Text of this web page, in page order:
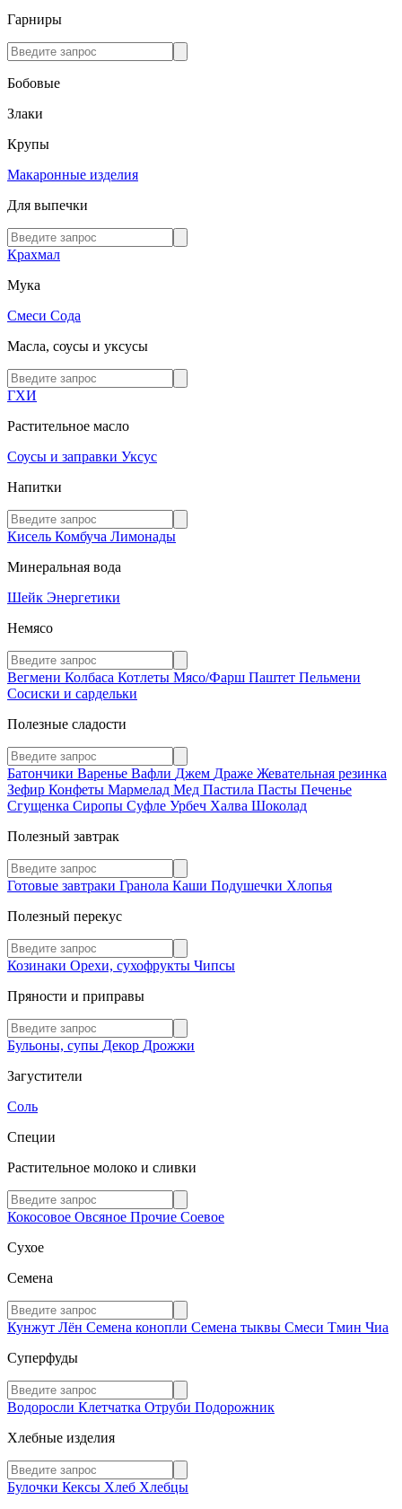
Гарниры
Бобовые
Злаки
Крупы
Макаронные изделия
Для выпечки
Крахмал
Мука
Смеси Сода
Масла, соусы и уксусы
ГХИ
Растительное масло
Соусы и заправки Уксус
Напитки
Кисель Комбуча Лимонады
Минеральная вода
Шейк Энергетики
Немясо
Вегмени Колбаса Котлеты Мясо/Фарш Паштет Пельмени
Сосиски и сардельки
Полезные сладости
Батончики Варенье Вафли Джем Драже Жевательная резинка
Зефир Конфеты Мармелад Мед Пастила Пасты Печенье
Сгущенка Сиропы Суфле Урбеч Халва Шоколад
Полезный завтрак
Готовые завтраки Гранола Каши Подушечки Хлопья
Полезный перекус
Козинаки Орехи, сухофрукты Чипсы
Пряности и приправы
Бульоны, супы Декор Дрожжи
Загустители
Соль
Специи
Растительное молоко и сливки
Кокосовое Овсяное Прочие Соевое
Сухое
Семена
Кунжут Лён Семена конопли Семена тыквы Смеси Тмин Чиа
Суперфуды
Водоросли Клетчатка Отруби Подорожник
Хлебные изделия
Булочки Кексы Хлеб Хлебцы